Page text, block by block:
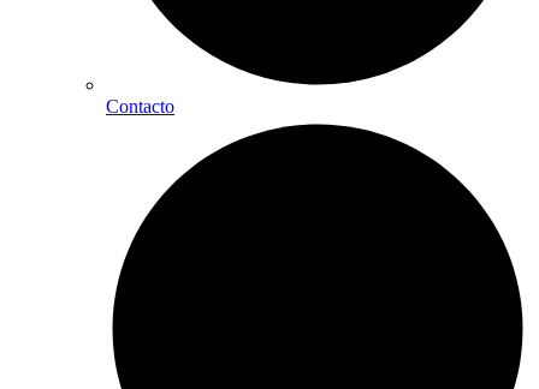
Contacto